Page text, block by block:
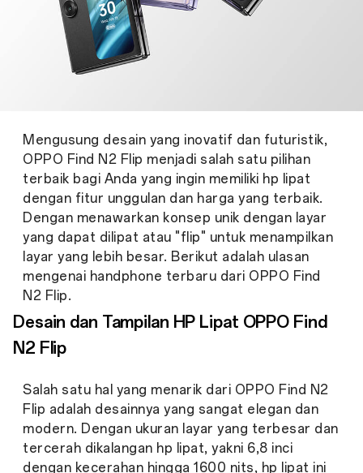
Mengusung desain yang inovatif dan futuristik,
OPPO Find N2 Flip menjadi salah satu pilihan
terbaik bagi Anda yang ingin memiliki hp lipat
dengan fitur unggulan dan harga yang terbaik.
Dengan menawarkan konsep unik dengan layar
yang dapat dilipat atau "flip" untuk menampilkan
layar yang lebih besar. Berikut adalah ulasan
mengenai handphone terbaru dari OPPO Find
N2 Flip.
Desain dan Tampilan HP Lipat OPPO Find
N2 Flip
Salah satu hal yang menarik dari OPPO Find N2
Flip adalah desainnya yang sangat elegan dan
modern. Dengan ukuran layar yang terbesar dan
tercerah dikalangan hp lipat, yakni 6,8 inci
dengan kecerahan hingga 1600 nits, hp lipat ini